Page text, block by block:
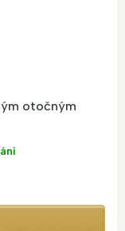
otočným